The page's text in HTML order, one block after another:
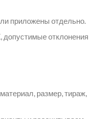
приложены отдельно.
допустимые отклонения
размер, тираж,